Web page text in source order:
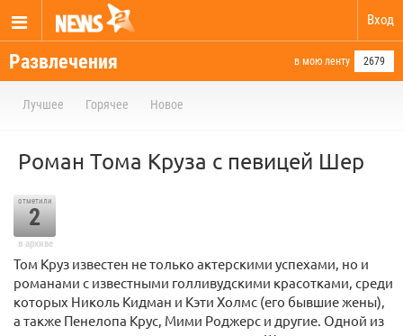
Вход
Развлечения в мою ленту 2679
Лучшее Горячее Новое
Роман Тома Круза с певицей Шер
отметили
2
в архиве
Том Круз известен не только актерскими успехами, но и
романами с известными голливудскими красотками, среди
которых Николь Кидман и Кэти Холмс (его бывшие жены),
а также Пенелопа Крус, Мими Роджерс и другие. Одной из